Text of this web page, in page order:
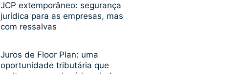
JCP extemporâneo: segurança
jurídica para as empresas, mas
com ressalvas
Juros de Floor Plan: uma
oportunidade tributária que